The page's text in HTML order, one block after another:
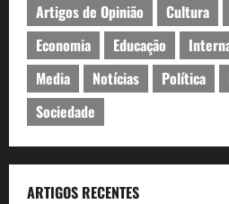
Artigos de Opinião Cultura
Economia
Educação
Media
Notícias Política
Sociedade
ARTIGOS RECENTES